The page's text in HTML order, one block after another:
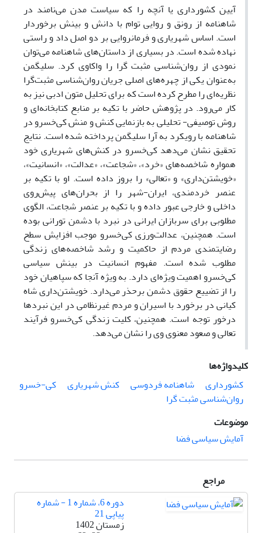
آیین کشورداری یا آنچه را که سیاست مدن می‌نامند در
شاهنامه از رونق و روایی توام با دانش و بینش برخوردار
است. اساس شهریاری و فرمانروایی بر دو اصل داد و راستی
نهاده شده است. در بسیاری از داستان‌های شاهنامه می‌توان
نمودی از روان‌شناسی مثبت گرا را واکاوی کرد. سلیگمن
به‌عنوان یکی از چهره‌های اصلی جریان روان‌شناسی مثبت‌گرا
نظریه‌ای را مطرح کرده است که برای تحلیل متون ادبی نیز به
کار می‌رود. در پژوهش حاضر با تکیه بر منابع کتابخانه‌ای و
روش توصیفی- تحلیلی به بازنمایی کنش و منش کی‌خسرو در
شاهنامه با رویکرد به آرا سلیگمن پرداخته شده است. نتایج
تحقیق نشان می‌دهد کی‌خسرو در کنش‌های شهریاری خود
همواره شاخصه‌های «خرد»، «شجاعت»، «عدالت»، «انسانیت»،
«خویشتن‌داری» و «تعالی» را بروز داده است. او با تکیه بر
عنصر خردمندی، ایران-شهر را از بحران‌های پیش‌روی
داخلی و خارجی عبور داده و با تکیه بر عنصر شجاعت، الگوی
مطلوبی برای سربازان ایرانی در نبرد با دشمن تورانی بوده
است. همچنین، عدالت‌ورزی کی‌خسرو موجب افزایش سطح
رضایتمندی مردم از حاکمیت و رشد شاخصه‌های زندگی
مطلوب شده است. مفهوم انسانیت در بینش سیاسی
کی‌خسرو اهمیت ویژه‌ای دارد. به ویژه آنجا که سپاهیان خود
را از تضییع حقوق دشمن برحذر می‌دارد. خویشتن‌داری شاه
کیانی در برخورد با اسیران و مردم غیرنظامی در این نبردها
درخور توجه است. همچنین، کلیت زندگی کی‌خسرو فرآیند
تعالی و صعود معنوی وی را نشان می‌دهد.
کلیدواژه‌ها
کشورداری
شاهنامه فردوسی کنش شهریاری
کی-خسرو
روان‌شناسی مثبت‌ گرا
موضوعات
آمایش سیاسی فضا
مراجع
دوره 6، شماره 1 - شماره
پیاپی 21
زمستان 1402